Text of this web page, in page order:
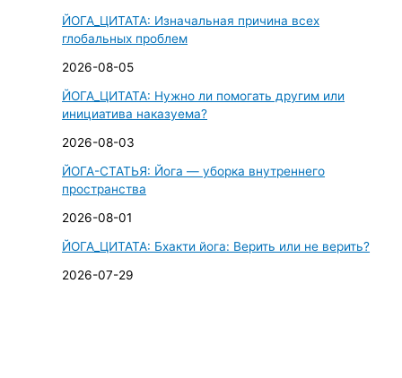
ЙОГА_ЦИТАТА: Изначальная причина всех
глобальных проблем
2026-08-05
ЙОГА_ЦИТАТА: Нужно ли помогать другим или
инициатива наказуема?
2026-08-03
ЙОГА-СТАТЬЯ: Йога — уборка внутреннего
пространства
2026-08-01
ЙОГА_ЦИТАТА: Бхакти йога: Верить или не верить?
2026-07-29